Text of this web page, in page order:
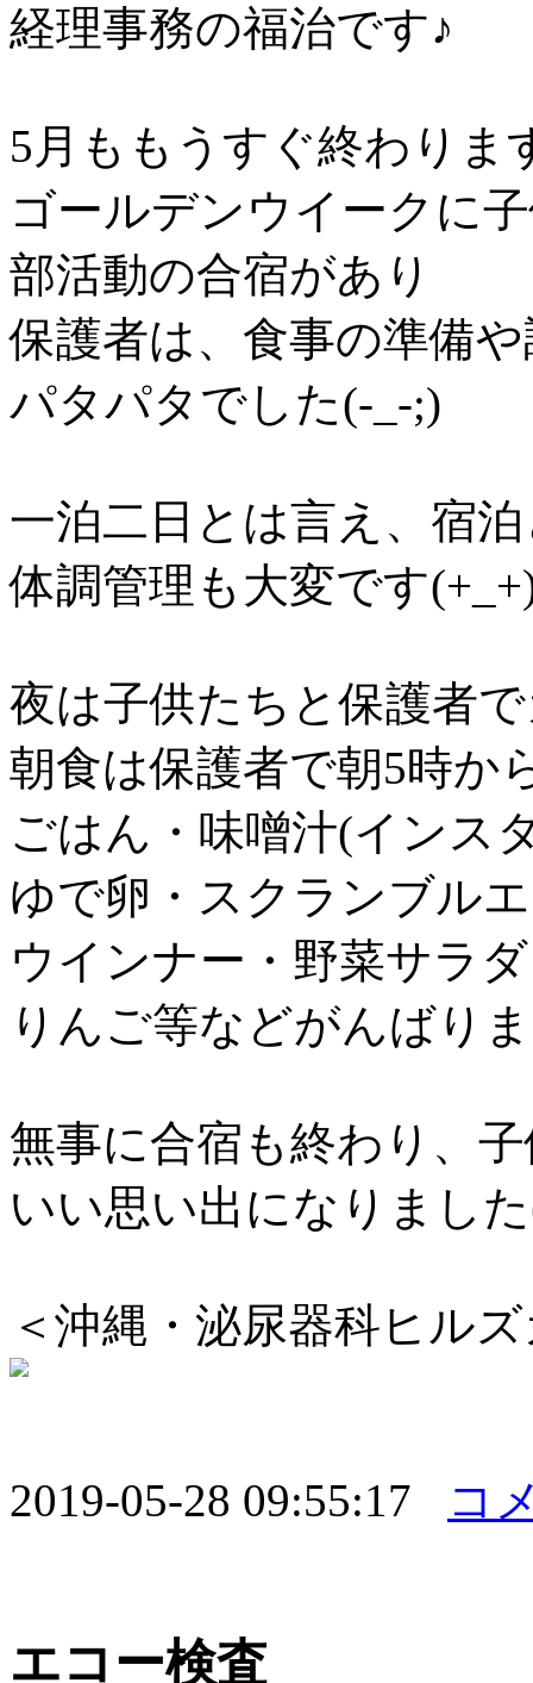
経理事務の福治です♪
5月ももうすぐ終わりま
ゴールデンウイークに
部活動の合宿があり
保護者は、食事の準備
パタパタでした(-_-;)
一泊二日とは言え、宿
体調管理も大変です
夜は子供たちと保護者
朝食は保護者で朝5時か
ごはん・味噌汁(インス
ゆで卵・スクランブル
ウインナー・野菜サラ
りんご等などがんばり
無事に合宿も終わり、
いい思い出になりまし
＜沖縄・泌尿器科ヒル
2019-05-28 09:55:17 コ
エコー検査